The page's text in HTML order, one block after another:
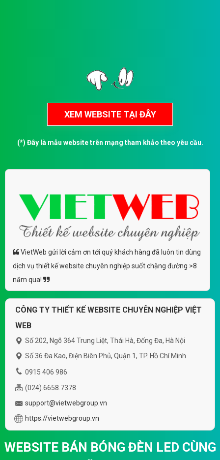
(*) Đây là mẫu website trên mạng tham khảo theo yêu cầu.
VietWeb gửi lời cảm ơn tới quý khách hàng đã luôn tin dùng
dịch vụ thiết kế website chuyên nghiệp suốt chặng đường >8
CÔNG TY THIẾT KẾ WEBSITE CHUYÊN NGHIỆP VIỆT